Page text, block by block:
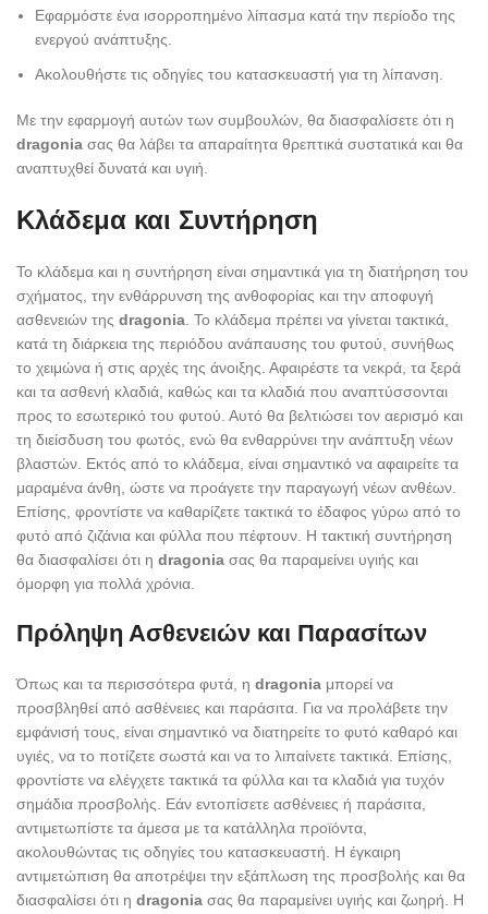
Εφαρμόστε ένα ισορροπημένο λίπασμα κατά την περίοδο της
ενεργού ανάπτυξης.
Ακολουθήστε τις οδηγίες του κατασκευαστή για τη λίπανση.
Με την εφαρμογή αυτών των συμβουλών, θα διασφαλίσετε ότι η
dragonia σας θα λάβει τα απαραίτητα θρεπτικά συστατικά και θα
αναπτυχθεί δυνατά και υγιή.
Κλάδεμα και Συντήρηση
Το κλάδεμα και η συντήρηση είναι σημαντικά για τη διατήρηση του
σχήματος, την ενθάρρυνση της ανθοφορίας και την αποφυγή
ασθενειών της dragonia . Το κλάδεμα πρέπει να γίνεται τακτικά,
κατά τη διάρκεια της περιόδου ανάπαυσης του φυτού, συνήθως
το χειμώνα ή στις αρχές της άνοιξης. Αφαιρέστε τα νεκρά, τα ξερά
και τα ασθενή κλαδιά, καθώς και τα κλαδιά που αναπτύσσονται
προς το εσωτερικό του φυτού. Αυτό θα βελτιώσει τον αερισμό και
τη διείσδυση του φωτός, ενώ θα ενθαρρύνει την ανάπτυξη νέων
βλαστών. Εκτός από το κλάδεμα, είναι σημαντικό να αφαιρείτε τα
μαραμένα άνθη, ώστε να προάγετε την παραγωγή νέων ανθέων.
Επίσης, φροντίστε να καθαρίζετε τακτικά το έδαφος γύρω από το
φυτό από ζιζάνια και φύλλα που πέφτουν. Η τακτική συντήρηση
θα διασφαλίσει ότι η dragonia σας θα παραμείνει υγιής και
όμορφη για πολλά χρόνια.
Πρόληψη Ασθενειών και Παρασίτων
Όπως και τα περισσότερα φυτά, η dragonia μπορεί να
προσβληθεί από ασθένειες και παράσιτα. Για να προλάβετε την
εμφάνισή τους, είναι σημαντικό να διατηρείτε το φυτό καθαρό και
υγιές, να το ποτίζετε σωστά και να το λιπαίνετε τακτικά. Επίσης,
φροντίστε να ελέγχετε τακτικά τα φύλλα και τα κλαδιά για τυχόν
σημάδια προσβολής. Εάν εντοπίσετε ασθένειες ή παράσιτα,
αντιμετωπίστε τα άμεσα με τα κατάλληλα προϊόντα,
ακολουθώντας τις οδηγίες του κατασκευαστή. Η έγκαιρη
αντιμετώπιση θα αποτρέψει την εξάπλωση της προσβολής και θα
διασφαλίσει ότι η dragonia σας θα παραμείνει υγιής και ζωηρή. Η